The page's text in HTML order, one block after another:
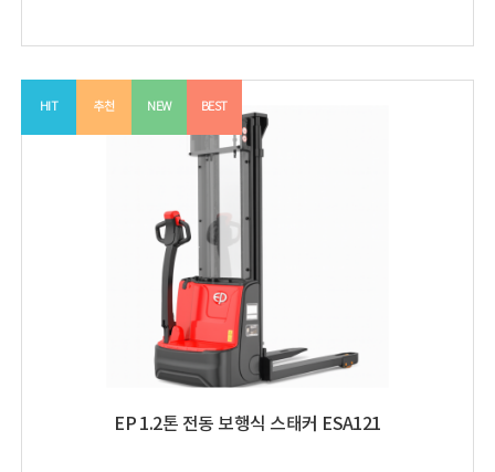
EP 1.2톤 전동 보행식 스태커 ESA121
HIT 추천 NEW BEST